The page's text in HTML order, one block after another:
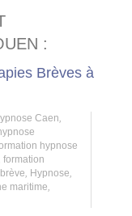
:
Caen
hypnose
formation
Hypnose
maritime